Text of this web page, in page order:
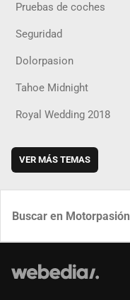
Pruebas de coches
Seguridad
Dolorpasion
Tahoe Midnight
Royal Wedding 2018
VER MÁS TEMAS